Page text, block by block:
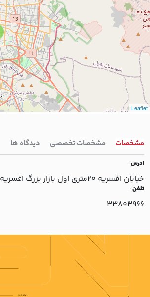
Leaflet
مشخصات مشخصات تخصصی دیدگاه ها
ادرس:
خيابان افسريه 20متري اول بازار بزرگ افسريه
تلفن:
33803966